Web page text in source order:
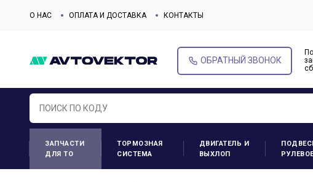
О НАС ОПЛАТА И ДОСТАВКА КОНТАКТЫ
ОБРАТНЫЙ ЗВОНОК
ЗАПЧАСТИ
ДЛЯ ТО
ТОРМОЗНАЯ
СИСТЕМА
ДВИГАТЕЛЬ И
ВЫХЛОП